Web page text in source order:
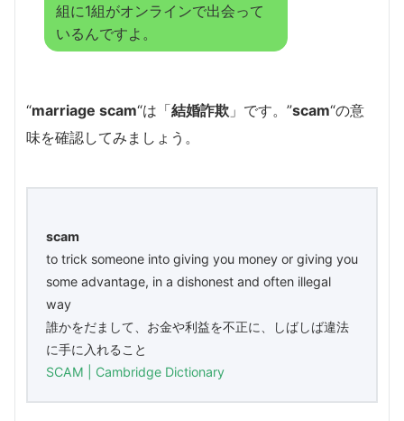
組に1組がオンラインで出会って
いるんですよ。
“marriage scam“は「結婚詐欺 」です。”scam“の意
味を確認してみましょう。
scam
to trick someone into giving you money or giving you
some advantage, in a dishonest and often illegal
way
誰かをだまして、お金や利益を不正に、しばしば違法
に手に入れること
SCAM | Cambridge Dictionary